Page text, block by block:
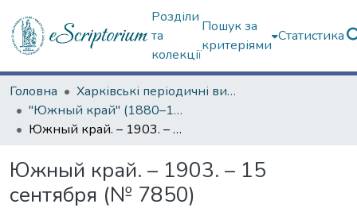
Розділи
та
колекції
Пошук за
критеріями
Статистика
Головна
Харківські періодичні видання
"Южный край" (1880–1919 гг.)
Южный край. – 1903. – 15 сентября (№ 7850)
Южный край. – 1903. – 15
сентября (№ 7850)